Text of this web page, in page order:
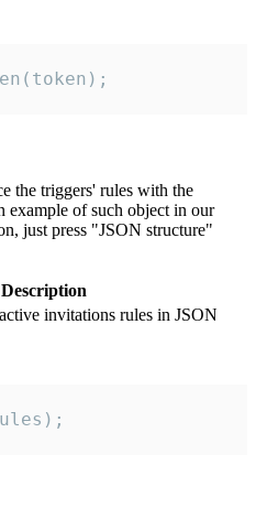
the triggers' rules with the
example of such object in our
just press "JSON structure"
Description
invitations rules in JSON